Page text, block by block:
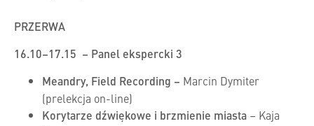
PRZERWA
16.10–17.15 – Panel ekspercki 3
Meandry, Field Recording – Marcin Dymiter
(prelekcja on-line)
Korytarze dźwiękowe i brzmienie miasta – Kaja